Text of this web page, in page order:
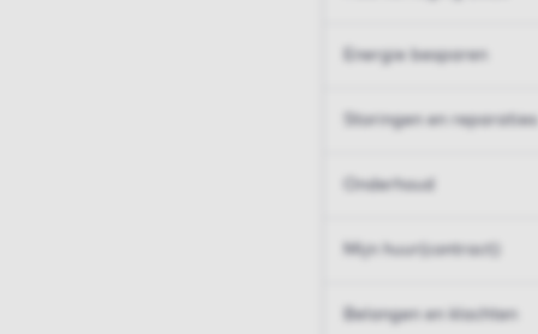
Energie besparen
Storingen en reparaties
Onderhoud
Mijn huur(contract)
Belangen en klachten